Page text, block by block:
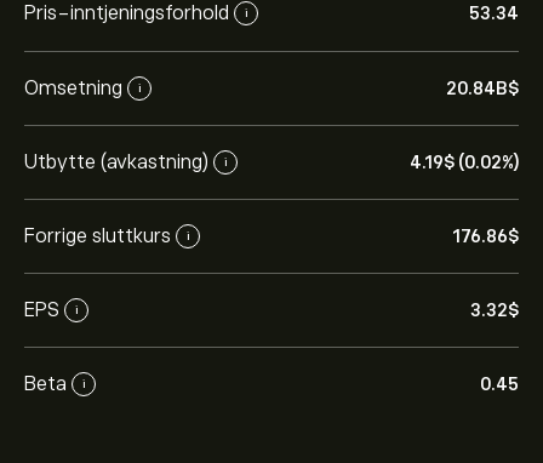
Pris-inntjeningsforhold i 53.34
Omsetning i 20.84B‎$‎
Utbytte (avkastning) i 4.19‎$‎ (0.02%)
Forrige sluttkurs i 176.86‎$‎
EPS i 3.32‎$‎
Beta i 0.45